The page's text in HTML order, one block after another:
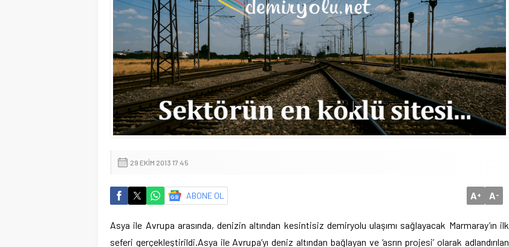
29 EKIM 2013 17:45
ABONE OL A+ A-
Asya ile Avrupa arasında, denizin altından kesintisiz demiryolu ulaşımı sağlayacak Marmaray’ın ilk
seferi gerçekleştirildi.Asya ile Avrupa’yı deniz altından bağlayan ve ‘asrın projesi’ olarak adlandırılan